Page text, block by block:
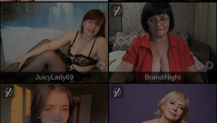
JuicyLady69 BrandiNight